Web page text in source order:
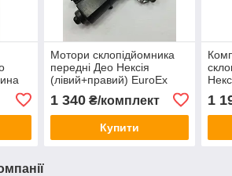
Мотори склопідйомника
передні Део Нексія
(лівий+правий) EuroEx
1 340₴/комплект
Купити
1